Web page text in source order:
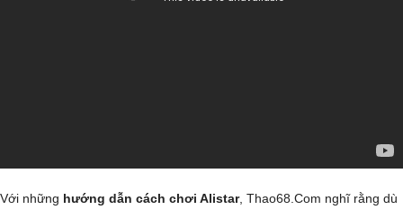
Với những hướng dẫn cách chơi Alistar, Thao68.Com nghĩ rằng dù